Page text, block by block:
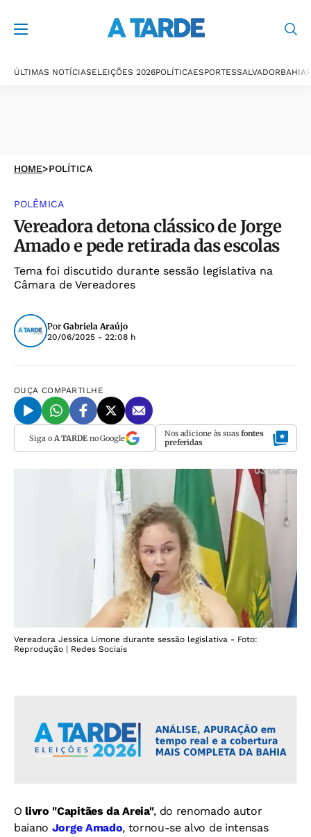
ÚLTIMAS NOTÍCIASELEIÇÕES 2026POLÍTICAESPORTESSALVADORBAHIA
HOME>POLÍTICA
POLÊMICA
Vereadora detona clássico de Jorge
Amado e pede retirada das escolas
Tema foi discutido durante sessão legislativa na
Câmara de Vereadores
Por Gabriela Araújo
20/06/2025 - 22:08 h
OUÇA COMPARTILHE
Siga o A TARDEno Google Nos adicione às suas fontes
preferidas
Vereadora Jessica Limone durante sessão legislativa - Foto:
Reprodução | Redes Sociais
O livro "Capitães da Areia", do renomado autor
baiano Jorge Amado, tornou-se alvo de intensas